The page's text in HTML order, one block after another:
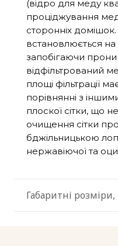
(відро для меду
проціджування
сторонніх
встановлюється
запобігаючи
відфільтрований
площі фільтрації
порівнянні з
плоскої сітки, що
очищення сітки
бджільницькою
нержавіючої та
Габаритні